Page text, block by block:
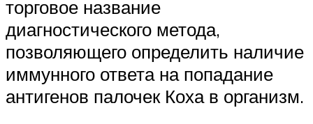
торговое название
диагностического метода,
позволяющего определить наличие
иммунного ответа на попадание
антигенов палочек Коха в организм.